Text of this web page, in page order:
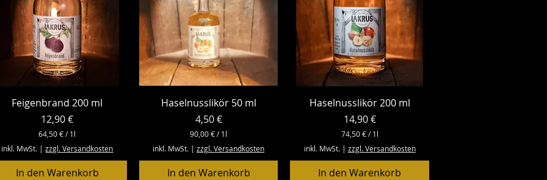
Schnellansicht
Feigenbrand 200 ml
Preis
12,90 €
64,50 € /1l
6
4
,
5
inkl. MwSt. |zzgl. Versandkosten
In den Warenkorb
Schnellansicht
Haselnusslikör 50 ml
Preis
4,50 €
90,00 €/1l
9
0
,
0
inkl. MwSt. |zzgl. Versandkosten
In den Warenkorb
Schnellansicht
Haselnusslikör 200 ml
Preis
14,90 €
74,50 € /1l
7
4
,
5
inkl. MwSt.| zzgl. Versandkosten
In den Warenkorb